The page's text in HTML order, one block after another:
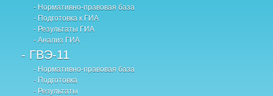
- Нормативно-правовая база
- Подготовка к ГИА
- Результаты ГИА
- Анализ ГИА
- ГВЭ-11
- Нормативно-правовая база
- Подготовка
- Результаты